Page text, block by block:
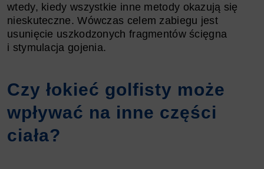
wtedy, kiedy wszystkie inne metody okazują się
nieskuteczne. Wówczas celem zabiegu jest
usunięcie uszkodzonych fragmentów ścięgna
i stymulacja gojenia.
Czy łokieć golfisty może
wpływać na inne części
ciała?